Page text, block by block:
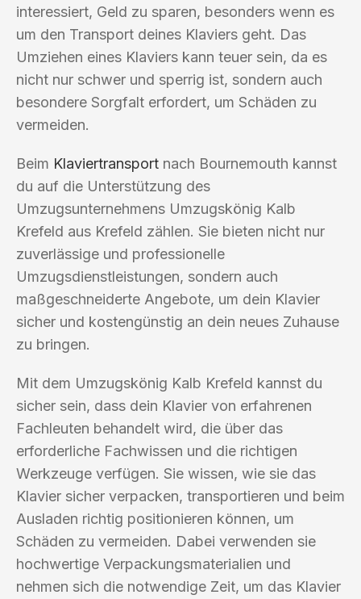
interessiert, Geld zu sparen, besonders wenn es
um den Transport deines Klaviers geht. Das
Umziehen eines Klaviers kann teuer sein, da es
nicht nur schwer und sperrig ist, sondern auch
besondere Sorgfalt erfordert, um Schäden zu
vermeiden.
Beim Klaviertransport nach Bournemouth kannst
du auf die Unterstützung des
Umzugsunternehmens Umzugskönig Kalb
Krefeld aus Krefeld zählen. Sie bieten nicht nur
zuverlässige und professionelle
Umzugsdienstleistungen, sondern auch
maßgeschneiderte Angebote, um dein Klavier
sicher und kostengünstig an dein neues Zuhause
zu bringen.
Mit dem Umzugskönig Kalb Krefeld kannst du
sicher sein, dass dein Klavier von erfahrenen
Fachleuten behandelt wird, die über das
erforderliche Fachwissen und die richtigen
Werkzeuge verfügen. Sie wissen, wie sie das
Klavier sicher verpacken, transportieren und beim
Ausladen richtig positionieren können, um
Schäden zu vermeiden. Dabei verwenden sie
hochwertige Verpackungsmaterialien und
nehmen sich die notwendige Zeit, um das Klavier